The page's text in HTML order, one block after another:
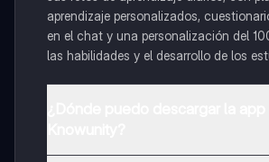
aprendizaje personalizados,
en el chat y una personalización del
las habilidades y el desarrollo de los